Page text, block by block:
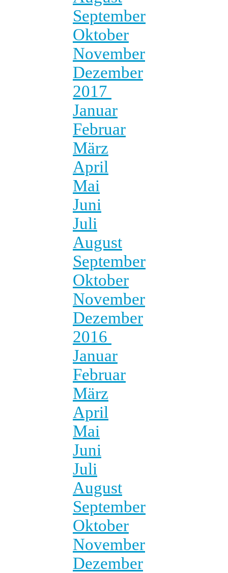
September
Oktober
November
Dezember
2017
Januar
Februar
März
April
Mai
Juni
Juli
August
September
Oktober
November
Dezember
2016
Januar
Februar
März
April
Mai
Juni
Juli
August
September
Oktober
November
Dezember